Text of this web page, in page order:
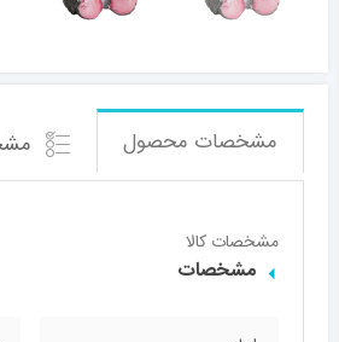
مشخصات محصول
مشخصات کالا
مشخصات